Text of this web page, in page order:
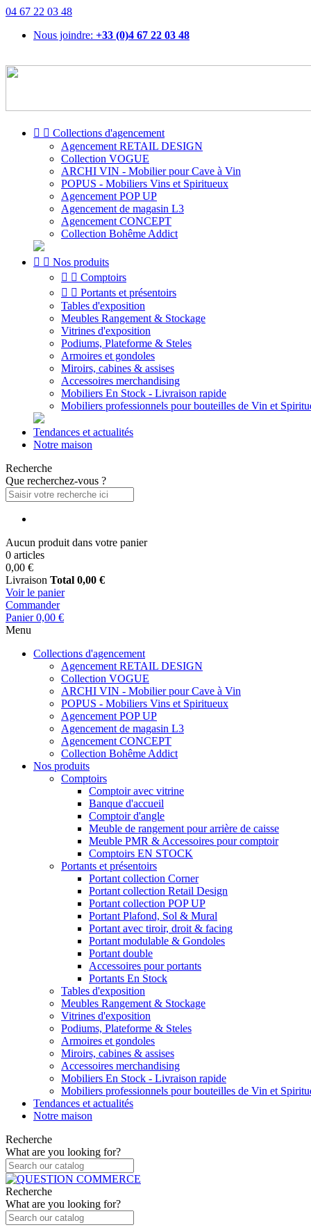
04 67 22 03 48
Nous joindre: +33 (0)4 67 22 03 48
  Collections d'agencement
Agencement RETAIL DESIGN
Collection VOGUE
ARCHI VIN - Mobilier pour Cave à Vin
POPUS - Mobiliers Vins et Spiritueux
Agencement POP UP
Agencement de magasin L3
Agencement CONCEPT
Collection Bohême Addict
  Nos produits
  Comptoirs
  Portants et présentoirs
Tables d'exposition
Meubles Rangement & Stockage
Vitrines d'exposition
Podiums, Plateforme & Steles
Armoires et gondoles
Miroirs, cabines & assises
Accessoires merchandising
Mobiliers En Stock - Livraison rapide
Mobiliers professionnels pour bouteilles de Vin et
Tendances et actualités
Notre maison
Recherche
Que recherchez-vous ?
Aucun produit dans votre panier
0 articles
0,00 €
Livraison Total 0,00 €
Voir le panier
Commander
Panier 0,00 €
Menu
Collections d'agencement
Agencement RETAIL DESIGN
Collection VOGUE
ARCHI VIN - Mobilier pour Cave à Vin
POPUS - Mobiliers Vins et Spiritueux
Agencement POP UP
Agencement de magasin L3
Agencement CONCEPT
Collection Bohême Addict
Nos produits
Comptoirs
Comptoir avec vitrine
Banque d'accueil
Comptoir d'angle
Meuble de rangement pour arrière de caisse
Meuble PMR & Accessoires pour comptoir
Comptoirs EN STOCK
Portants et présentoirs
Portant collection Corner
Portant collection Retail Design
Portant collection POP UP
Portant Plafond, Sol & Mural
Portant avec tiroir, droit & facing
Portant modulable & Gondoles
Portant double
Accessoires pour portants
Portants En Stock
Tables d'exposition
Meubles Rangement & Stockage
Vitrines d'exposition
Podiums, Plateforme & Steles
Armoires et gondoles
Miroirs, cabines & assises
Accessoires merchandising
Mobiliers En Stock - Livraison rapide
Mobiliers professionnels pour bouteilles de Vin et
Tendances et actualités
Notre maison
Recherche
What are you looking for?
Recherche
What are you looking for?